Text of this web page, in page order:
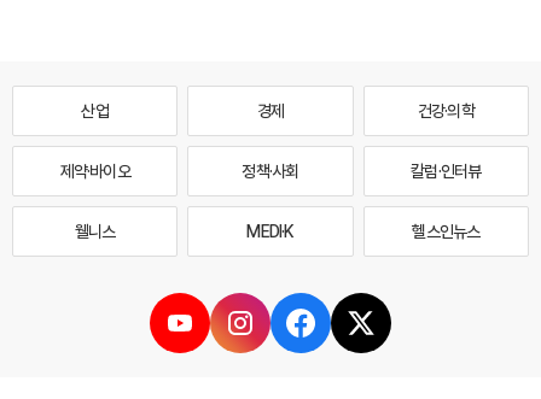
산업 경제 건강·의학
제약·바이오 정책·사회 칼럼·인터뷰
웰니스 MEDI·K 헬스인뉴스